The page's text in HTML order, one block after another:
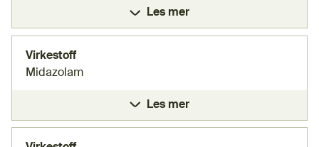
Les mer
Virkestoff
Midazolam
Les mer